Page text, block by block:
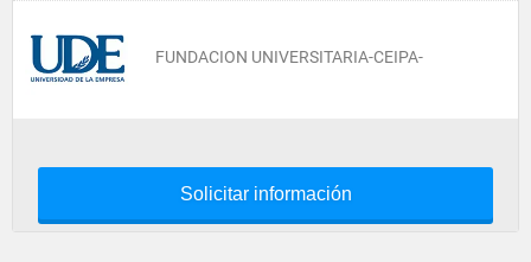
FUNDACION UNIVERSITARIA-CEIPA-
Solicitar información